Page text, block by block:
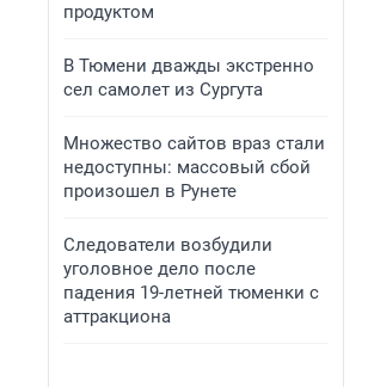
продуктом
В Тюмени дважды экстренно
сел самолет из Сургута
Множество сайтов враз стали
недоступны: массовый сбой
произошел в Рунете
Следователи возбудили
уголовное дело после
падения 19-летней тюменки с
аттракциона